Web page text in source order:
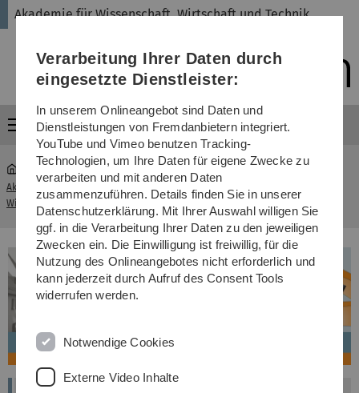
Direkt
Direkt
Direkt
(Sprache,
Drucken,
Media)
Direkt
Direkt
Akademie für Wissenschaft, Wirtschaft und Technik
Menü
Akademie für Wissenschaft,
Wirtschaft und Technik
...
Verarbeitung Ihrer Daten durch
eingesetzte Dienstleister:
In unserem Onlineangebot sind Daten und
Dienstleistungen von Fremdanbietern integriert.
YouTube und Vimeo benutzen Tracking-
Technologien, um Ihre Daten für eigene Zwecke zu
verarbeiten und mit anderen Daten
zusammenzuführen. Details finden Sie in unserer
Datenschutzerklärung. Mit Ihrer Auswahl willigen Sie
ggf. in die Verarbeitung Ihrer Daten zu den jeweiligen
Zwecken ein. Die Einwilligung ist freiwillig, für die
Nutzung des Onlineangebotes nicht erforderlich und
kann jederzeit durch Aufruf des Consent Tools
widerrufen werden.
Notwendige Cookies
Externe Video Inhalte